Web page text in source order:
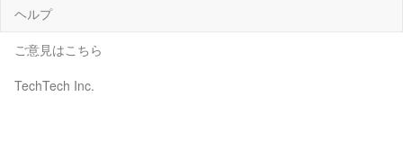
ヘルプ
ご意見はこちら
TechTech Inc.